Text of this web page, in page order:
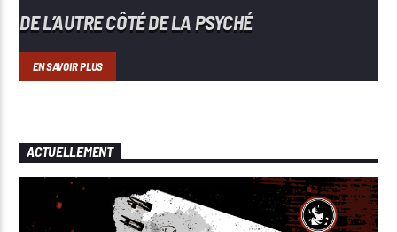
DE L’AUTRE CÔTÉ DE LA PSYCHÉ
EN SAVOIR PLUS
ACTUELLEMENT